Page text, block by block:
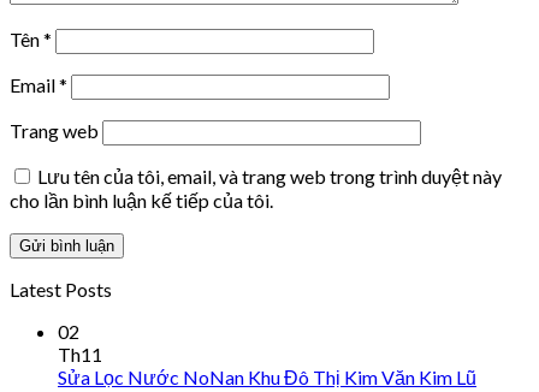
Tên*
Email*
Trang web
Lưu tên của tôi, email, và trang web trong trình duyệt này
cho lần bình luận kế tiếp của tôi.
Latest Posts
02
Th11
Sửa Lọc Nước NoNan Khu Đô Thị Kim Văn Kim Lũ